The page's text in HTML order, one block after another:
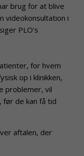
brug for at blive
videokonsultation i
PLO’s
for hvem
op i klinikken,
problemer, vil
de kan få tid
aftalen, der